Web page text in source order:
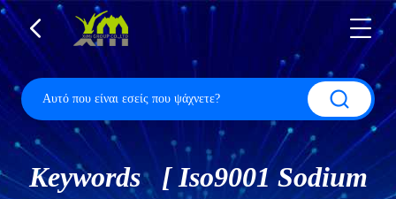
Keywords [ Iso9001 Sodium